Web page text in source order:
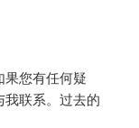
果您有任何疑
我联系。过去的